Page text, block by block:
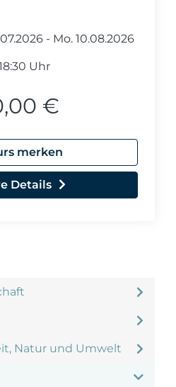
Natur und Umwelt
- Mo. 10.08.2026
Uhr
€
merken
Details